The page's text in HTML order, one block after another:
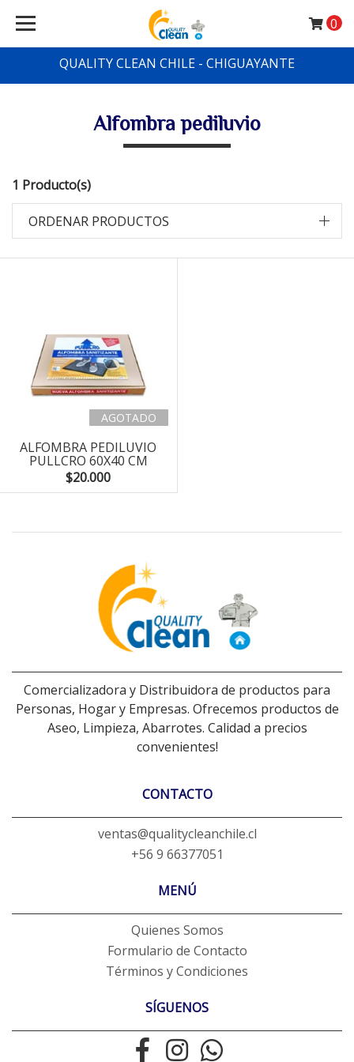
QUALITY CLEAN CHILE - CHIGUAYANTE
0
Alfombra pediluvio
1 Producto(s)
ORDENAR PRODUCTOS
AGOTADO
ALFOMBRA PEDILUVIO
PULLCRO 60X40 CM
$20.000
Comercializadora y Distribuidora de productos para
Personas, Hogar y Empresas. Ofrecemos productos de
Aseo, Limpieza, Abarrotes. Calidad a precios
convenientes!
CONTACTO
ventas@qualitycleanchile.cl
+56 9 66377051
MENÚ
Quienes Somos
Formulario de Contacto
Términos y Condiciones
SÍGUENOS